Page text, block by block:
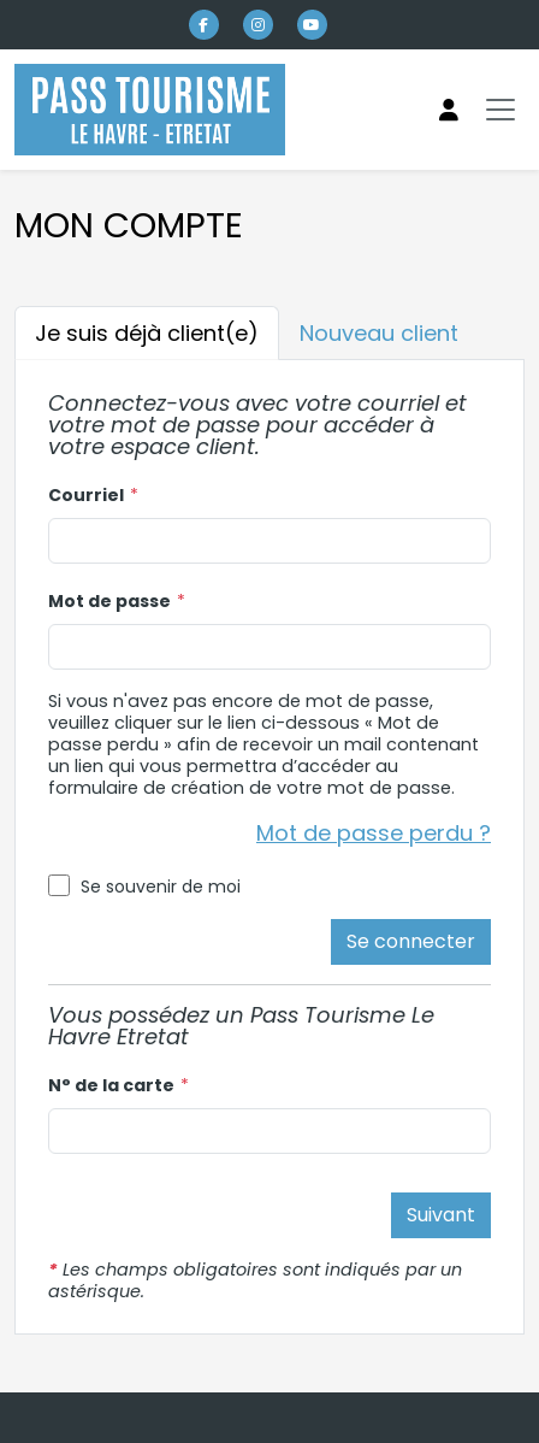
Aller au contenu principal
MON COMPTE
Je suis déjà client(e) Nouveau client
Connectez-vous avec votre courriel et
votre mot de passe pour accéder à
votre espace client.
Courriel
Mot de passe
Si vous n'avez pas encore de mot de passe,
veuillez cliquer sur le lien ci-dessous « Mot de
passe perdu » afin de recevoir un mail contenant
un lien qui vous permettra d’accéder au
formulaire de création de votre mot de passe.
Mot de passe perdu ?
Se souvenir de moi
Se connecter
Vous possédez un Pass Tourisme Le
Havre Etretat
N° de la carte
Suivant
* Les champs obligatoires sont indiqués par un
astérisque.